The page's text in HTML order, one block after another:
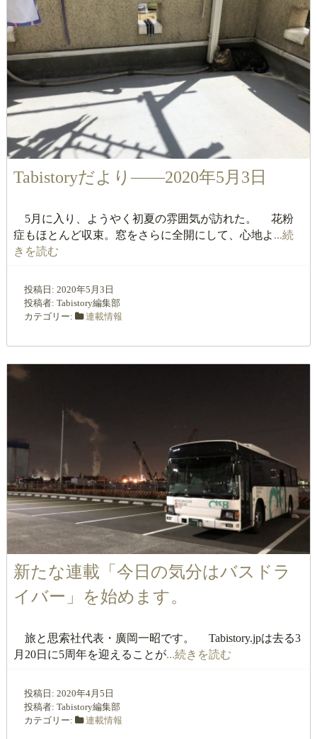
Tabistoryだより――2020年5月3日
5月に入り、ようやく初夏の雰囲気が訪れた。 花粉
症もほとんど収束。窓をさらに全開にして、心地よ ...続
きを読む
投稿日: 2020年5月3日
投稿者: Tabistory編集部
カテゴリー:
連載情報
新たな連載「今日の気分はバスドラ
イバー」を始めます。
旅と思索社代表・廣岡一昭です。 Tabistory.jpは去る3
月20日に5周年を迎えることが...続きを読む
投稿日: 2020年4月5日
投稿者: Tabistory編集部
カテゴリー:
連載情報